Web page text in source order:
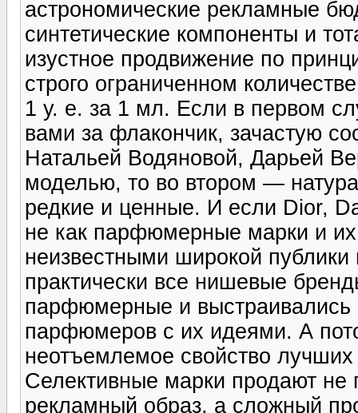
астрономические рекламные
синтетические компоненты и
изустное продвижение по
строго ограниченном
1 у. е. за 1 мл. Если в первом
вами за флакончик, зачастую
Натальей Водяновой, Дарьей
моделью, то во втором —
редкие и ценные. И если Dior,
не как парфюмерные марки и
неизвестными широкой
практически все нишевые
парфюмерные и выстраивались
парфюмеров с их идеями. А
неотъемлемое свойство лучших
Селективные марки продают не
рекламный образ, а сложный